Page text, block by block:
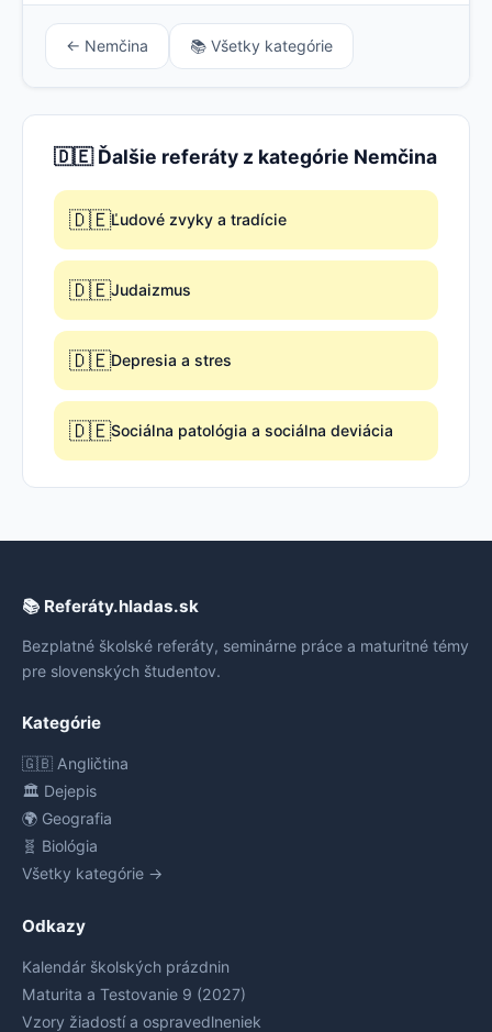
← Nemčina 📚 Všetky kategórie
🇩🇪 Ďalšie referáty z kategórie Nemčina
🇩🇪Ľudové zvyky a tradície
🇩🇪Judaizmus
🇩🇪Depresia a stres
🇩🇪Sociálna patológia a sociálna deviácia
📚 Referáty.hladas.sk
Bezplatné školské referáty, seminárne práce a maturitné témy
pre slovenských študentov.
Kategórie
🇬🇧 Angličtina
🏛️ Dejepis
🌍 Geografia
🧬 Biológia
Všetky kategórie →
Odkazy
Kalendár školských prázdnin
Maturita a Testovanie 9 (2027)
Vzory žiadostí a ospravedlneniek